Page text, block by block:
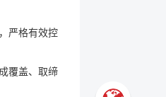
严格有效控
覆盖、取缔